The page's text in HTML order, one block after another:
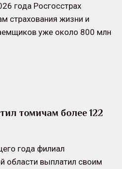
года Росгосстрах
страхования жизни и
уже около 800 млн
томичам более 122
года филиал
области выплатил своим